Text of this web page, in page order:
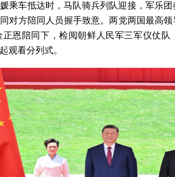
乘车抵达时，马队骑兵列队迎接，军乐
对方陪同人员握手致意。两党两国最高
恩陪同下，检阅朝鲜人民军三军仪仗
观看分列式。